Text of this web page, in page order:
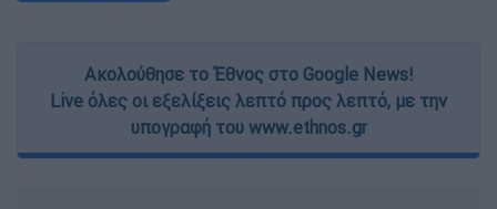
Ακολούθησε το Έθνος στο Google News!
Live όλες οι εξελίξεις λεπτό προς λεπτό, με την
υπογραφή του www.ethnos.gr